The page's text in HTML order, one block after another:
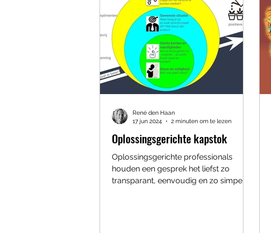
Oplossingsgerichte kapstok
Oplossingsgerichte professionals
houden een gesprek het liefst zo
transparant, eenvoudig en zo simpel
René den Haan
17 jun 2024
2 minuten om te lezen